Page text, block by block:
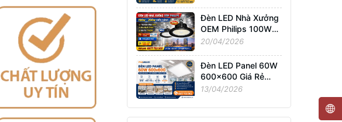
Đèn LED Nhà Xưởng
OEM Philips 100W–
200W Siêu Sáng –
Hành 3 Năm
20/04/2026
Đèn LED Panel 60W
600x600 Giá Rẻ
TPHCM – Sáng
13/04/2026